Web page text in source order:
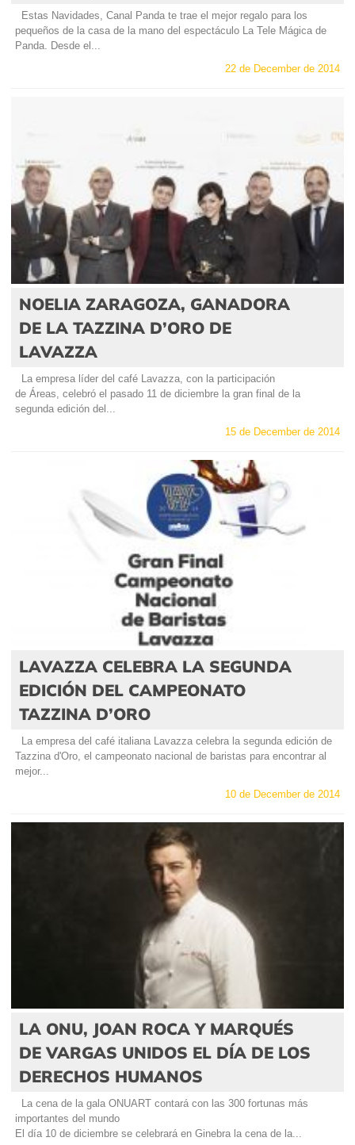
Estas Navidades, Canal Panda te trae el mejor regalo para los
pequeños de la casa de la mano del espectáculo La Tele Mágica de
Panda. Desde el...
22 de December de 2014
NOELIA ZARAGOZA, GANADORA
DE LA TAZZINA D’ORO DE
LAVAZZA
La empresa líder del café Lavazza, con la participación
de Áreas, celebró el pasado 11 de diciembre la gran final de la
segunda edición del...
15 de December de 2014
LAVAZZA CELEBRA LA SEGUNDA
EDICIÓN DEL CAMPEONATO
TAZZINA D’ORO
La empresa del café italiana Lavazza celebra la segunda edición de
Tazzina d'Oro, el campeonato nacional de baristas para encontrar al
mejor...
10 de December de 2014
LA ONU, JOAN ROCA Y MARQUÉS
DE VARGAS UNIDOS EL DÍA DE LOS
DERECHOS HUMANOS
La cena de la gala ONUART contará con las 300 fortunas más
importantes del mundo
El día 10 de diciembre se celebrará en Ginebra la cena de la...